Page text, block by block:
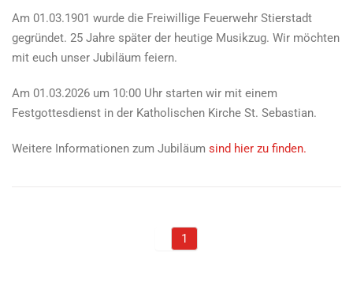
Am 01.03.1901 wurde die Freiwillige Feuerwehr Stierstadt
gegründet. 25 Jahre später der heutige Musikzug. Wir möchten
mit euch unser Jubiläum feiern.
Am 01.03.2026 um 10:00 Uhr starten wir mit einem
Festgottesdienst in der Katholischen Kirche St. Sebastian.
Weitere Informationen zum Jubiläum sind hier zu finden.
1